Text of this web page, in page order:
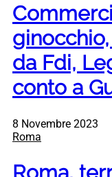
da Fdi,
conto a
8 Novembre 2023
Roma